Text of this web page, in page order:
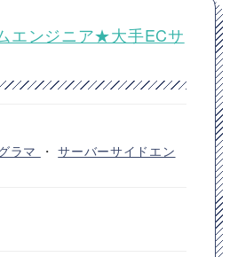
エンジニア★大手ECサ
ラマ ・サーバーサイドエン